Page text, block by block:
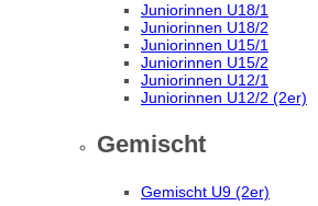
Juniorinnen U18/1
Juniorinnen U18/2
Juniorinnen U15/1
Juniorinnen U15/2
Juniorinnen U12/1
Juniorinnen U12/2 (2er)
Gemischt
Gemischt U9 (2er)